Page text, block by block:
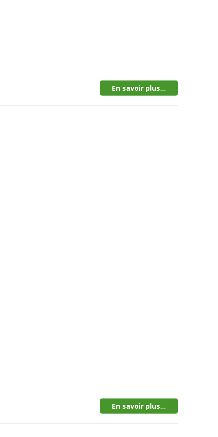
En savoir plus...
En savoir plus...